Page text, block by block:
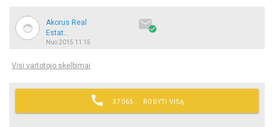
Akorus Real
Estat...
Nuo 2015 11 15

Visi vartotojo skelbimai
 37065... RODYTI VISĄ